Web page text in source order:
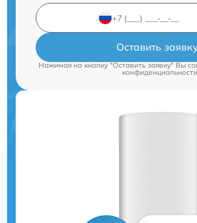
Оставить
Нажимая на кнопку "Оставить заявку" Вы
конфиденциальности